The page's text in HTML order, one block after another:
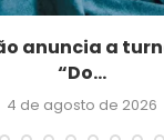
anuncia a
“Do...
4 de agosto de 2026